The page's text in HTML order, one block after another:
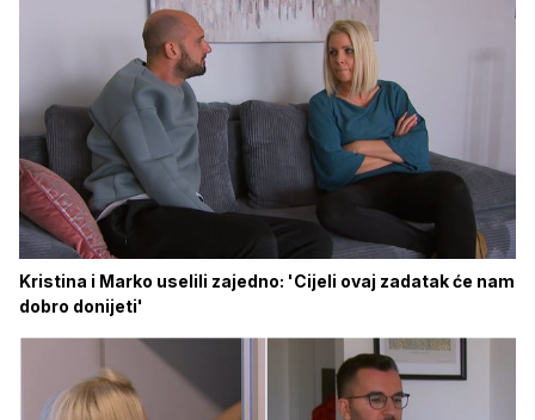
Kristina i Marko uselili zajedno: 'Cijeli ovaj zadatak će nam
dobro donijeti'